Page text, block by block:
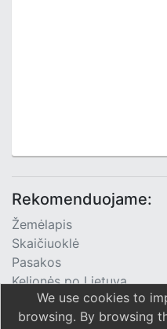
Rekomenduojame:
Žemėlapis
Skaičiuoklė
Pasakos
Kelionės po Lietuvą
TV Programa
We use cookies to
browsing. By browsing